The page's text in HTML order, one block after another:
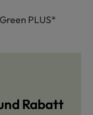
PLUS*
Rabatt